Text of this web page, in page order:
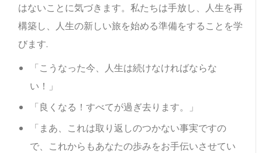
はないことに気づきます。私たちは手放し、人生を再
構築し、人生の新しい旅を始める準備をすることを学
びます.
「こうなった今、人生は続けなければならな
い！」
「良くなる！すべてが過ぎ去ります。」
「まあ、これは取り返しのつかない事実ですの
で、これからもあなたの歩みをお手伝いさせてい